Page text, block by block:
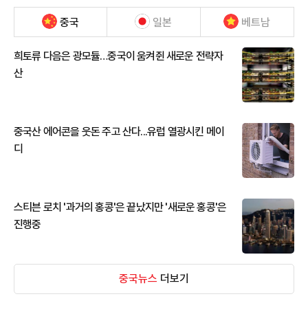
중국 일본 베트남
희토류 다음은 광모듈…중국이 움켜쥔 새로운 전략자
산
중국산 에어콘을 웃돈 주고 산다...유럽 열광시킨 메이
디
스티븐 로치 '과거의 홍콩'은 끝났지만 '새로운 홍콩'은
진행중
중국뉴스 더보기